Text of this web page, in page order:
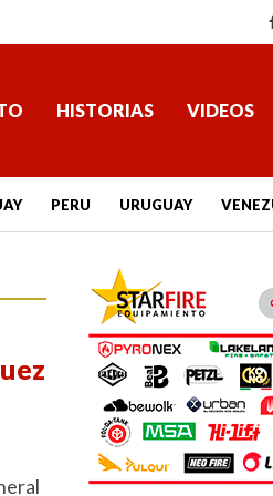
HISTORIAS VIDEOS
PERU URUGUAY